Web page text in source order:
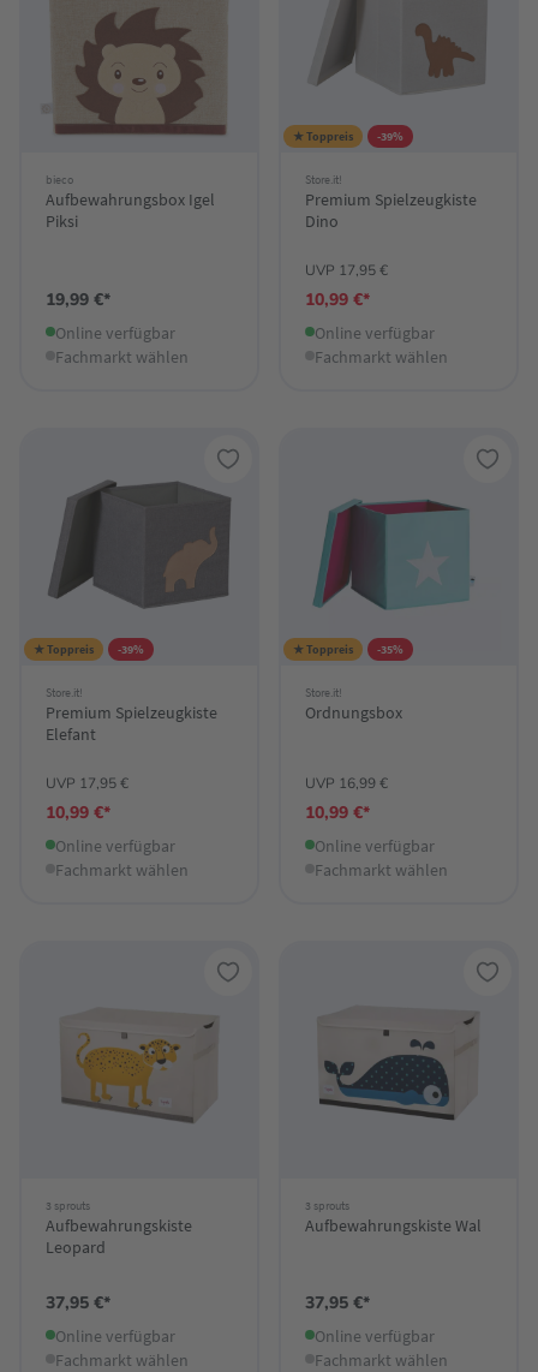
bieco
Aufbewahrungsbox Igel
Piksi
19,99 €*
Online verfügbar
Fachmarkt wählen
★ Toppreis -39%
Store.it!
Premium Spielzeugkiste
Dino
UVP 17,95 €
10,99 €*
Online verfügbar
Fachmarkt wählen
★ Toppreis -39%
Store.it!
Premium Spielzeugkiste
Elefant
UVP 17,95 €
10,99 €*
Online verfügbar
Fachmarkt wählen
★ Toppreis -35%
Store.it!
Ordnungsbox
UVP 16,99 €
10,99 €*
Online verfügbar
Fachmarkt wählen
3 sprouts
Aufbewahrungskiste
Leopard
37,95 €*
Online verfügbar
Fachmarkt wählen
3 sprouts
Aufbewahrungskiste Wal
37,95 €*
Online verfügbar
Fachmarkt wählen